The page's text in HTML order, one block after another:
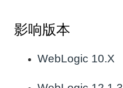
影响版本
WebLogic 10.X